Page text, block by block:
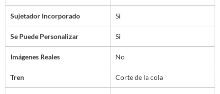
Sujetador Incorporado Si
Se Puede Personalizar Si
Imágenes Reales No
Tren Corte de la cola